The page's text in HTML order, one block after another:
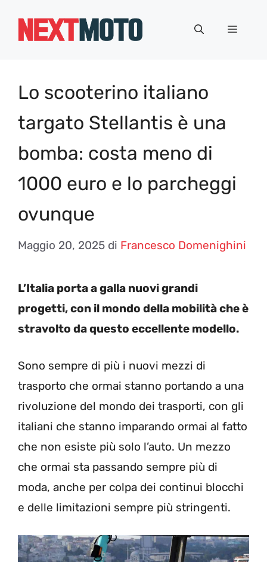
Menu
Lo scooterino italiano
targato Stellantis è una
bomba: costa meno di
1000 euro e lo parcheggi
ovunque
Maggio 20, 2025 di Francesco Domenighini
L’Italia porta a galla nuovi grandi
progetti, con il mondo della mobilità che è
stravolto da questo eccellente modello.
Sono sempre di più i nuovi mezzi di
trasporto che ormai stanno portando a una
rivoluzione del mondo dei trasporti, con gli
italiani che stanno imparando ormai al fatto
che non esiste più solo l’auto. Un mezzo
che ormai sta passando sempre più di
moda, anche per colpa dei continui blocchi
e delle limitazioni sempre più stringenti.